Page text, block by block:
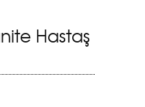
Hastaş